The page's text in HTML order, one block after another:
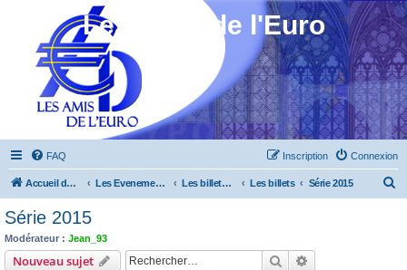
Les Amis de l'Euro
FAQ Connexion
Inscription
Accueil du forum Les Evenements ! [Ouvert au public] Les billets touristiques Les billets Série 2015
Série 2015
Modérateur : Jean_93
Nouveau sujet Rechercher